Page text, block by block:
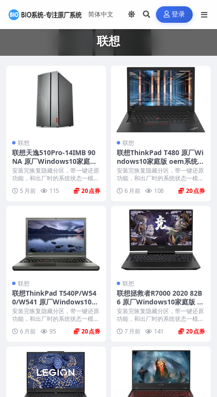
登录
联想
联想
联想天逸510Pro-14IMB 90
NA 原厂Windows10家庭版
oem系统镜像下载
安装完恢复隐藏分区，带一键还原
功能，和出厂时的系统状态一模一
5 月前 115 20
联想
联想ThinkPad T480 原厂Wi
ndows10家庭版 oem系统镜
像下载
安装完恢复隐藏分区，带一键还原
功能，和出厂时的系统状态一模一
6 月前 108 20
联想
联想ThinkPad T540P/W54
0/W541 原厂Windows10专
业版 oem系统镜像下载
安装完恢复隐藏分区，带一键还原
功能，和出厂时的系统状态一模一
6 月前 95 20
联想
联想拯救者R7000 2020 82B
6 原厂Windows10家庭版 o
em系统镜像下载
安装完恢复隐藏分区，带一键还原
功能，和出厂时的系统状态一模一
7 月前 141 20